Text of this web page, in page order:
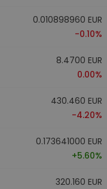
0.010898960 EUR
-0.10%
8.4700 EUR
0.00%
430.460 EUR
-4.20%
0.173641000 EUR
+5.60%
320.160 EUR